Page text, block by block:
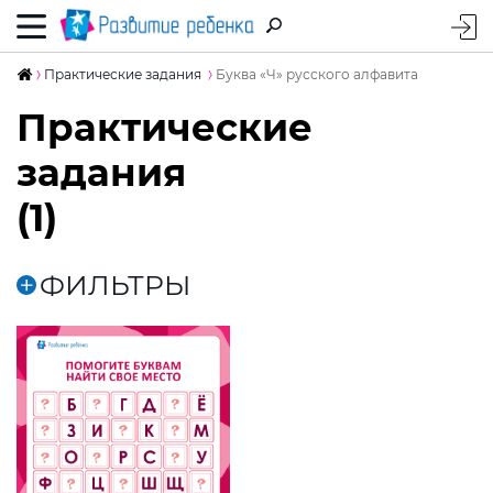
Практические задания Буква «Ч» русского алфавита
Практические
задания
(1)
ФИЛЬТРЫ